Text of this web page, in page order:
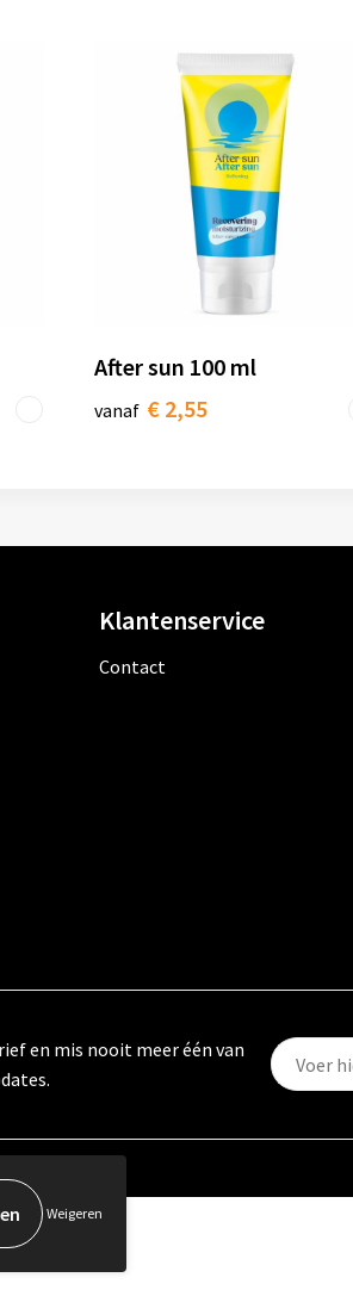
After sun 100 ml
vanaf € 2,55
Klantenservice
Contact
en mis nooit meer één van
Weigeren